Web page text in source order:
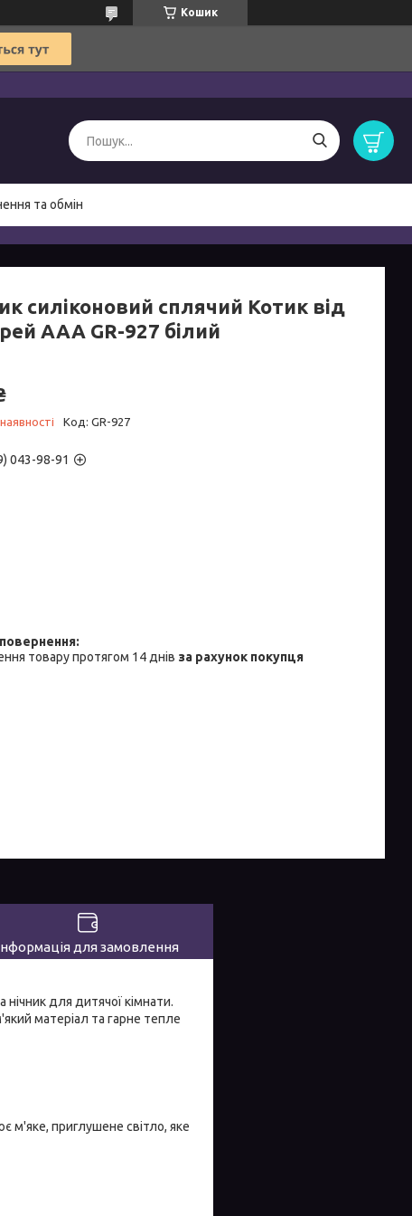
Кошик
та обмін
силіконовий сплячий Котик від
ААА GR-927 білий
Код: GR-927
043-98-91
товару протягом 14 днів за рахунок покупця
для замовлення
нічник для дитячої кімнати.
матеріал та гарне тепле
м'яке, приглушене світло, яке